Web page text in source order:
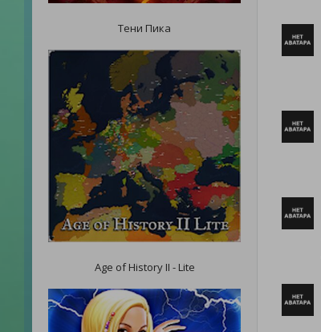
Тени Пика
Age of History II - Lite